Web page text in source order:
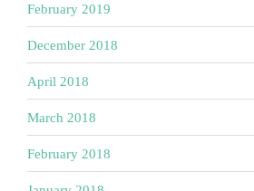
February 2019
December 2018
April 2018
March 2018
February 2018